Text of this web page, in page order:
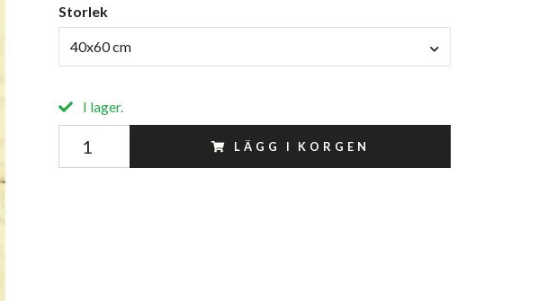
Storlek
40x60 cm
I lager.
LÄGG I KORGEN